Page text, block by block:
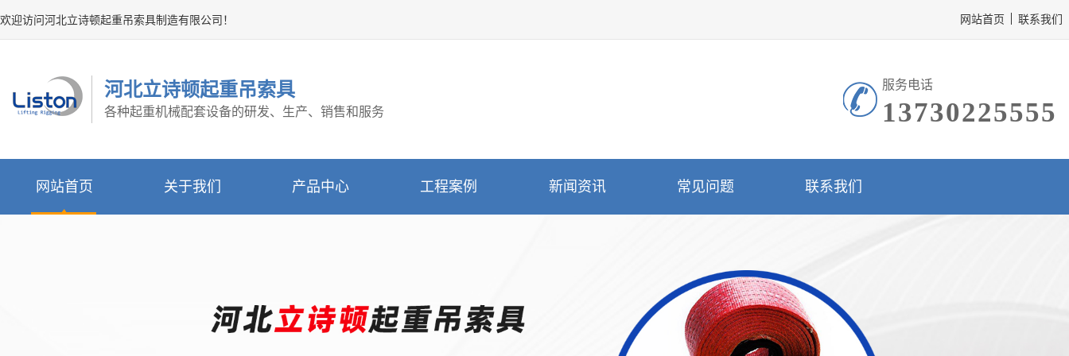
欢迎访问河北立诗顿起重吊索具制造有限公司！ 网站首页 联系我们
河北立诗顿起重吊索具
各种起重机械配套设备的研发、生产、销售和服务
服务电话
13730225555
网站首页 关于我们 产品中心 工程案例 新闻资讯 常见问题 联系我们